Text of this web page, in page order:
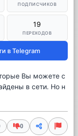
ПОДПИСЧИКОВ
19
ПЕРЕХОДОВ
в Telegram
Вы можете с
в сети. Но н
0